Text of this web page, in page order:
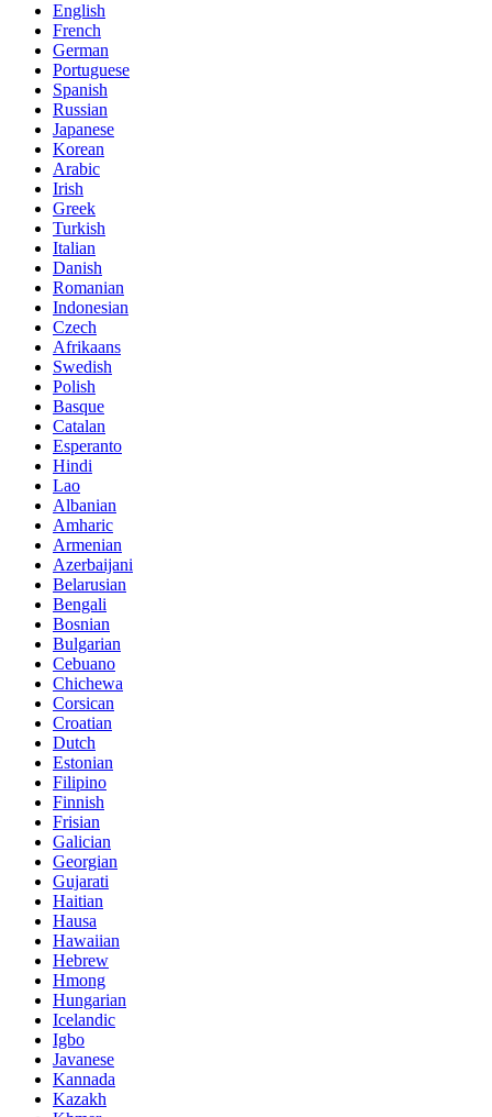
English
French
German
Portuguese
Spanish
Russian
Japanese
Korean
Arabic
Irish
Greek
Turkish
Italian
Danish
Romanian
Indonesian
Czech
Afrikaans
Swedish
Polish
Basque
Catalan
Esperanto
Hindi
Lao
Albanian
Amharic
Armenian
Azerbaijani
Belarusian
Bengali
Bosnian
Bulgarian
Cebuano
Chichewa
Corsican
Croatian
Dutch
Estonian
Filipino
Finnish
Frisian
Galician
Georgian
Gujarati
Haitian
Hausa
Hawaiian
Hebrew
Hmong
Hungarian
Icelandic
Igbo
Javanese
Kannada
Kazakh